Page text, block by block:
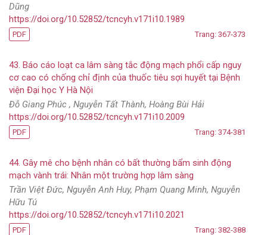
Dũng
https://doi.org/10.52852/tcncyh.v171i10.1989
PDF Trang: 367-373
43. Báo cáo loạt ca lâm sàng tắc động mạch phổi cấp nguy
cơ cao có chống chỉ định của thuốc tiêu sợi huyết tại Bệnh
viện Đại học Y Hà Nội
Đỗ Giang Phúc , Nguyễn Tất Thành, Hoàng Bùi Hải
https://doi.org/10.52852/tcncyh.v171i10.2009
PDF Trang: 374-381
44. Gây mê cho bệnh nhân có bất thường bẩm sinh động
mạch vành trái: Nhân một trường hợp lâm sàng
Trần Việt Đức, Nguyễn Anh Huy, Phạm Quang Minh, Nguyễn
Hữu Tú
https://doi.org/10.52852/tcncyh.v171i10.2021
PDF Trang: 382-388